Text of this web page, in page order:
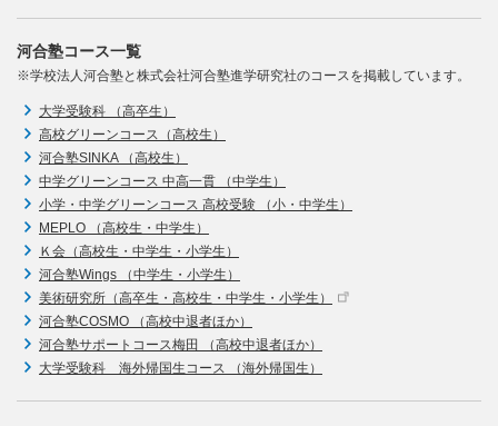
河合塾コース一覧
※学校法人河合塾と株式会社河合塾進学研究社のコースを掲載しています。
大学受験科 （高卒生）
高校グリーンコース（高校生）
河合塾SINKA （高校生）
中学グリーンコース 中高一貫 （中学生）
小学・中学グリーンコース 高校受験 （小・中学生）
MEPLO （高校生・中学生）
Ｋ会（高校生・中学生・小学生）
河合塾Wings （中学生・小学生）
美術研究所（高卒生・高校生・中学生・小学生）
河合塾COSMO （高校中退者ほか）
河合塾サポートコース梅田 （高校中退者ほか）
大学受験科 海外帰国生コース （海外帰国生）